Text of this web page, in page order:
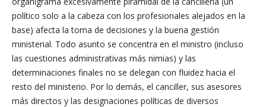
político solo a la cabeza con los profesionales alejados en la
base) afecta la toma de decisiones y la buena gestión
ministerial. Todo asunto se concentra en el ministro (incluso
las cuestiones administrativas más nimias) y las
determinaciones finales no se delegan con fluidez hacia el
resto del ministerio. Por lo demás, el canciller, sus asesores
más directos y las designaciones políticas de diversos